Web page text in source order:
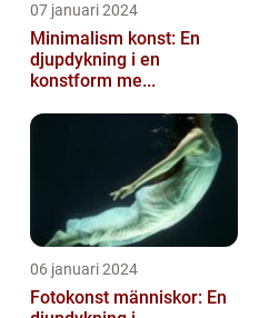
07 januari 2024
Minimalism konst: En
djupdykning i en
konstform me...
06 januari 2024
Fotokonst människor: En